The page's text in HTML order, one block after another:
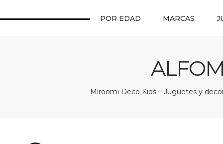
POR EDAD MARCAS
Miroomi Deco Kids – Juguetes y